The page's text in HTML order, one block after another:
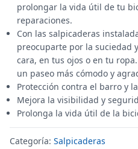
prolongar la vida útil de tu
reparaciones.
Con las salpicaderas
preocuparte por la suciedad
cara, en tus ojos o en tu
un paseo más cómodo y
Protección contra el barro y
Mejora la visibilidad y
Prolonga la vida útil de la
Categoría: Salpicaderas